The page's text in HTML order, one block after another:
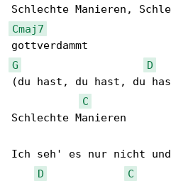
Cmaj7
G
D
(du hast, du hast, du
C
Schlechte Manieren
Ich seh' es nur nicht
D
C